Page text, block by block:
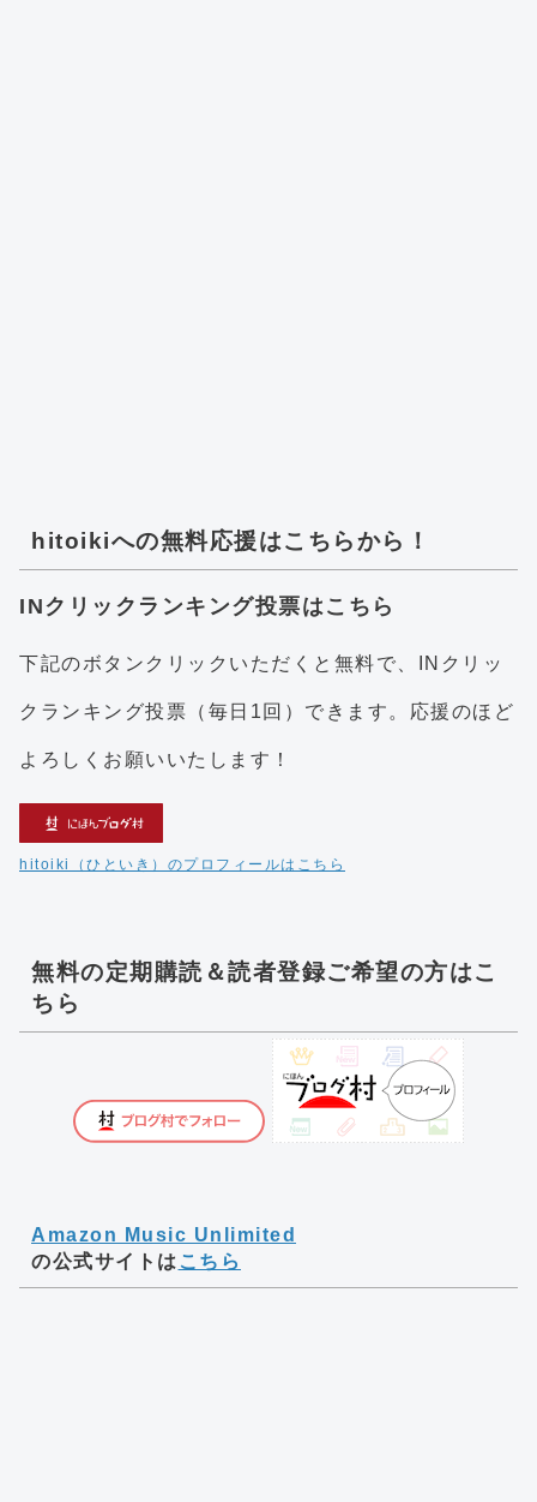
hitoikiへの無料応援はこちらから！
INクリックランキング投票はこちら
下記のボタンクリックいただくと無料で、INクリッ
クランキング投票（毎日1回）できます。応援のほど
よろしくお願いいたします！
hitoiki（ひといき）のプロフィールはこちら
無料の定期購読＆読者登録ご希望の方はこ
ちら
Amazon Music Unlimited
の公式サイトは こちら